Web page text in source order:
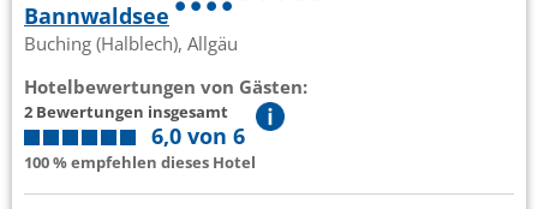
Bannwaldsee
Buching (Halblech), Allgäu
Hotelbewertungen von Gästen:
2 Bewertungen insgesamt
6,0 von 6
100 % empfehlen dieses Hotel